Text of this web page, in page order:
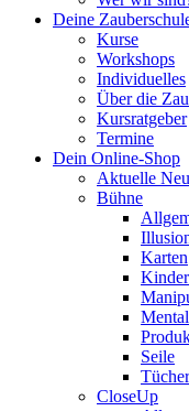
Deine
Kurse
Workshops
Individuelles
Über die
Kursratgeber
Termine
Dein Online-Shop
Aktuelle
Bühne
Karten
Mental
Seile
Tücher
CloseUp